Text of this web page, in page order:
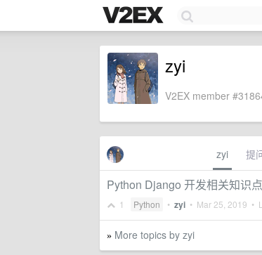
zyi
V2EX member
zyi 提
Python Django 开发相关知识
1 Python • zyi • Mar 25, 2019 •
» More topics by zyi